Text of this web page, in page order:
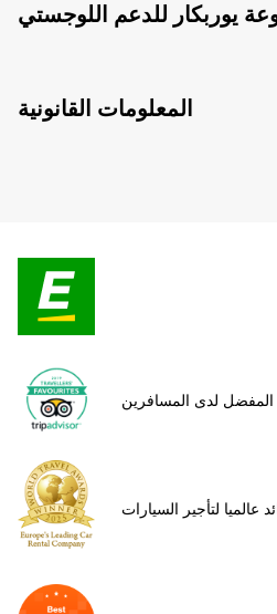
يوربكار للدعم اللوجستي
المعلومات القانونية
المفضل لدى المسافرين
عالميا لتأجير السيارات